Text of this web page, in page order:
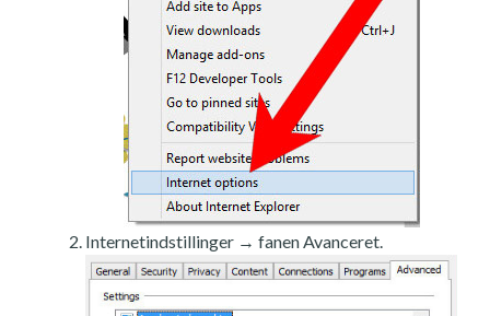
Internetindstillinger → fanen Avanceret.